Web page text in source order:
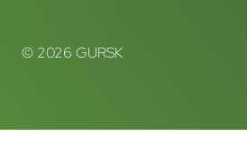
© 2026 GURSK